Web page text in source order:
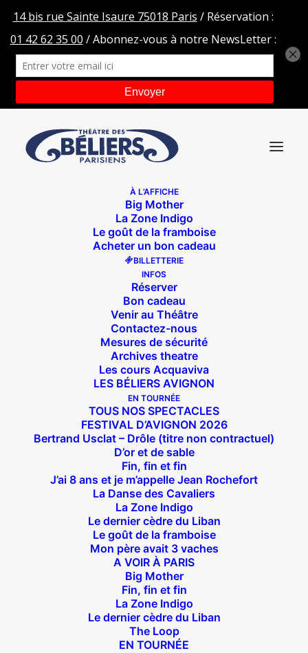
À L’AFFICHE
Big Mother
La Zone Indigo
Le goût de la framboise
Acheter un bon cadeau
BILLETTERIE
INFOS
Réserver
Bon cadeau
Venir au Théâtre
Contactez-nous
Mesures de sécurité
Archives theatre
Les cours Acquaviva
LES BÉLIERS AVIGNON
EN TOURNÉE
TOUS NOS SPECTACLES
FESTIVAL D’AVIGNON 2026
Bertrand Usclat – Drôle (titre non contractuel)
D’or et de sable
Fin, fin et fin
J’ai 8 ans et je m’appelle Jean Rochefort
La Danse des Cavaliers
La Zone Indigo
Le dernier cèdre du Liban
Le goût de la framboise
Mon père avait 3 vaches
A VOIR À PARIS
Big Mother
Fin, fin et fin
La Zone Indigo
Le dernier cèdre du Liban
The Loop
EN TOURNÉE
lejournaldudimanche
Le Porteur d'Histoire lejournaldudimanche
Suivez nous !
Théâtre des Béliers Parisiens
14 bis rue Sainte Isaure 75018 Paris– M° Jules
Joffrin / Simplon – Loc :01 42 62 35 00